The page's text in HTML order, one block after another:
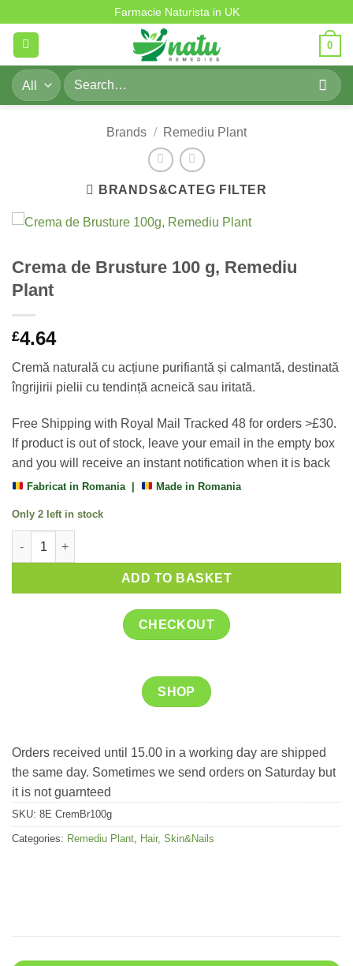
content
Farmacie Naturista in UK
0
Search
for:
Brands / Remediu Plant
BRANDS&CATEG FILTER
Crema de Brusture 100 g, Remediu
Plant
£4.64
Cremă naturală cu acțiune purifiantă și calmantă, destinată
îngrijirii pielii cu tendință acneică sau iritată.
Free Shipping with Royal Mail Tracked 48 for orders >£30.
If product is out of stock, leave your email in the empty box
and you will receive an instant notification when it is back
Fabricat in Romania | Made in Romania
Only 2 left in stock
Crema de Brusture 100 g, Remediu Plant quantity
ADD TO BASKET
CHECKOUT
SHOP
Orders received until 15.00 in a working day are shipped
the same day. Sometimes we send orders on Saturday but
it is not guarnteed
SKU: 8E CremBr100g
Categories: Remediu Plant, Hair, Skin&Nails